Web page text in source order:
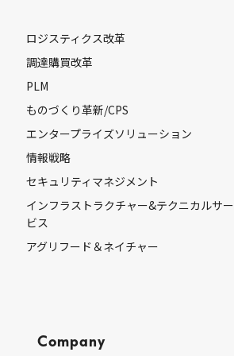
ロジスティクス改革
調達購買改革
PLM
ものづくり革新/CPS
エンタープライズソリューション
情報戦略
セキュリティマネジメント
インフラストラクチャー&テクニカルサー
ビス
アグリフード＆ネイチャー
Company